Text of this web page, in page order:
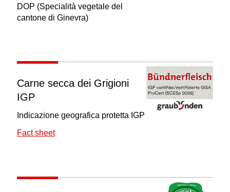
DOP (Specialità vegetale del
cantone di Ginevra)
Carne secca dei Grigioni
IGP
Indicazione geografica protetta IGP
Fact sheet